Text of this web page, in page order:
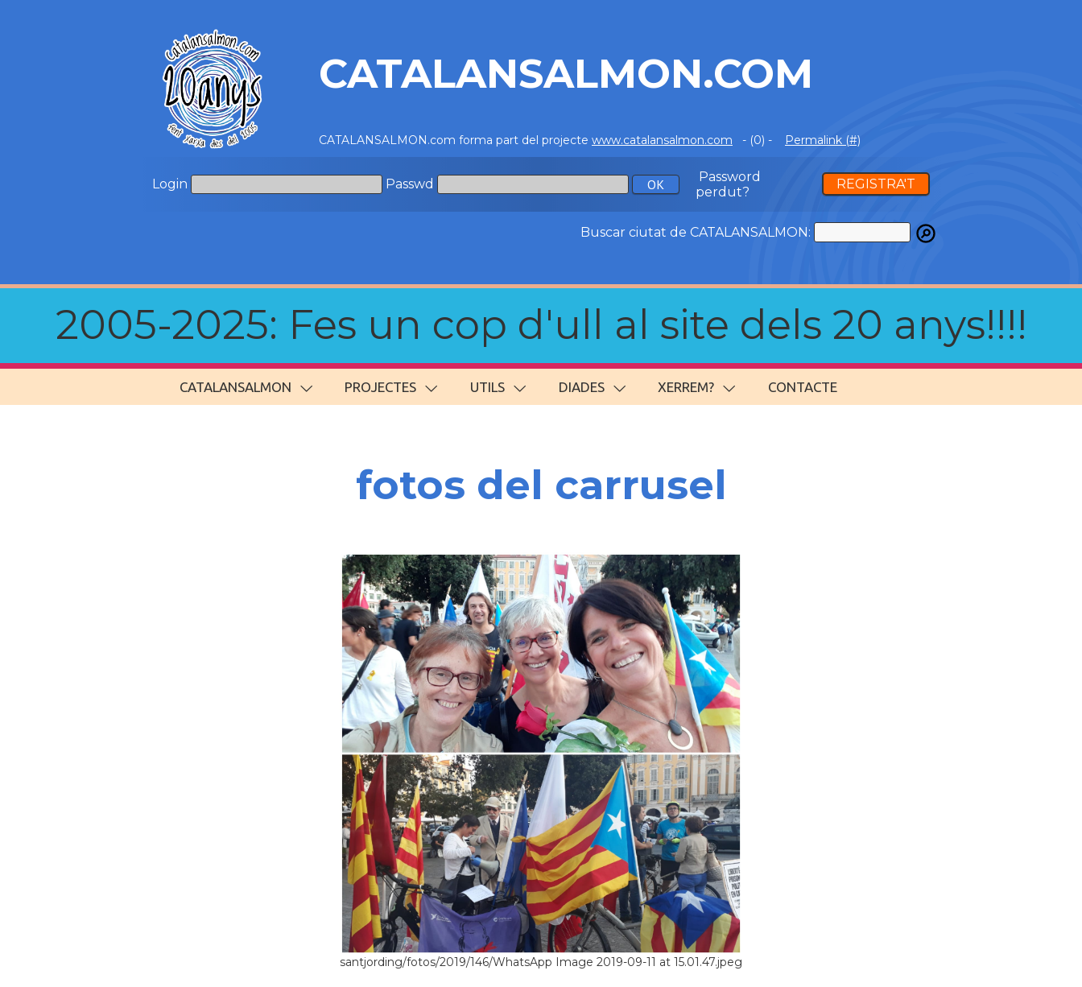
CATALANSALMON.COM
CATALANSALMON.com forma part del projecte www.catalansalmon.com - (0) - Permalink (#)
Login Passwd
Password
perdut?
REGISTRA'T
Buscar ciutat de CATALANSALMON:
2005-2025: Fes un cop d'ull al site dels 20 anys!!!!
CATALANSALMON PROJECTES UTILS DIADES XERREM? CONTACTE
fotos del carrusel
santjording/fotos/2019/146/WhatsApp Image 2019-09-11 at 15.01.47.jpeg